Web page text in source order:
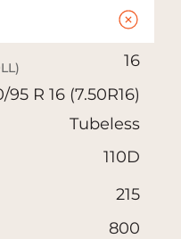
16
95 R 16 (7.50R16)
Tubeless
110D
215
800